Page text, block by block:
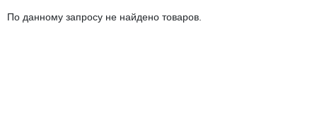
По данному запросу не найдено товаров.